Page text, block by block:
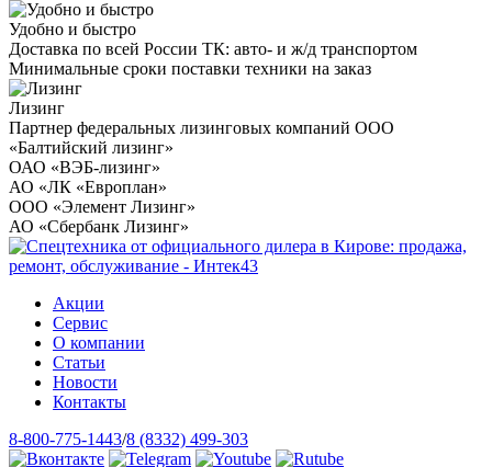
Удобно и быстро
Доставка по всей России ТК: авто- и ж/д транспортом
Минимальные сроки поставки техники на заказ
Лизинг
Партнер федеральных лизинговых компаний ООО
«Балтийский лизинг»
ОАО «ВЭБ-лизинг»
АО «ЛК «Европлан»
ООО «Элемент Лизинг»
АО «Сбербанк Лизинг»
Акции
Сервис
О компании
Статьи
Новости
Контакты
8-800-775-1443/8 (8332) 499-303